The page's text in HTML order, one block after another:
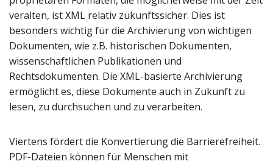
veralten, ist XML relativ zukunftssicher. Dies ist
besonders wichtig für die Archivierung von wichtigen
Dokumenten, wie z.B. historischen Dokumenten,
wissenschaftlichen Publikationen und
Rechtsdokumenten. Die XML-basierte Archivierung
ermöglicht es, diese Dokumente auch in Zukunft zu
lesen, zu durchsuchen und zu verarbeiten.
Viertens fördert die Konvertierung die Barrierefreiheit.
PDF-Dateien können für Menschen mit